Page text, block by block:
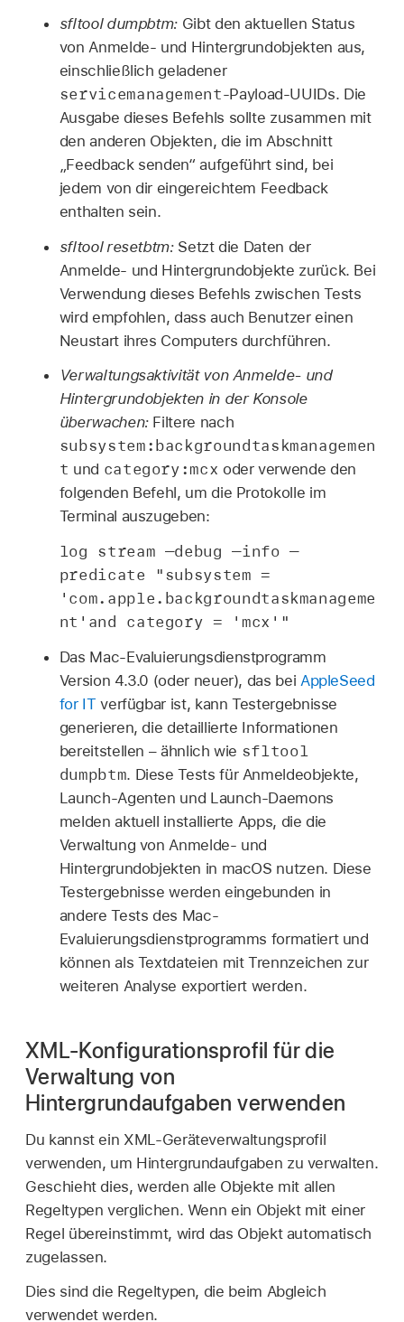
sfltool dumpbtm: Gibt den aktuellen Status
von Anmelde- und Hintergrundobjekten aus,
einschließlich geladener
servicemanagement-Payload-UUIDs. Die
Ausgabe dieses Befehls sollte zusammen mit
den anderen Objekten, die im Abschnitt
„Feedback senden“ aufgeführt sind, bei
jedem von dir eingereichtem Feedback
enthalten sein.
sfltool resetbtm:Setzt die Daten der
Anmelde- und Hintergrundobjekte zurück. Bei
Verwendung dieses Befehls zwischen Tests
wird empfohlen, dass auch Benutzer einen
Neustart ihres Computers durchführen.
Verwaltungsaktivität von Anmelde- und
Hintergrundobjekten in der Konsole
überwachen:Filtere nach
subsystem:backgroundtaskmanagemen
t und category:mcx oder verwende den
folgenden Befehl, um die Protokolle im
Terminal auszugeben:
log stream —debug —info —
predicate "subsystem =
'com.apple.backgroundtaskmanageme
nt'and category = 'mcx'"
Das Mac-Evaluierungsdienstprogramm
Version 4.3.0 (oder neuer), das bei AppleSeed
for IT verfügbar ist, kann Testergebnisse
generieren, die detaillierte Informationen
bereitstellen – ähnlich wie sfltool
dumpbtm. Diese Tests für Anmeldeobjekte,
Launch-Agenten und Launch-Daemons
melden aktuell installierte Apps, die die
Verwaltung von Anmelde- und
Hintergrundobjekten in macOS nutzen. Diese
Testergebnisse werden eingebunden in
andere Tests des Mac-
Evaluierungsdienstprogramms formatiert und
können als Textdateien mit Trennzeichen zur
weiteren Analyse exportiert werden.
XML-Konfigurationsprofil für die
Verwaltung von
Hintergrundaufgaben verwenden
Du kannst ein XML-Geräteverwaltungsprofil
verwenden, um Hintergrundaufgaben zu verwalten.
Geschieht dies, werden alle Objekte mit allen
Regeltypen verglichen. Wenn ein Objekt mit einer
Regel übereinstimmt, wird das Objekt automatisch
zugelassen.
Dies sind die Regeltypen, die beim Abgleich
verwendet werden.